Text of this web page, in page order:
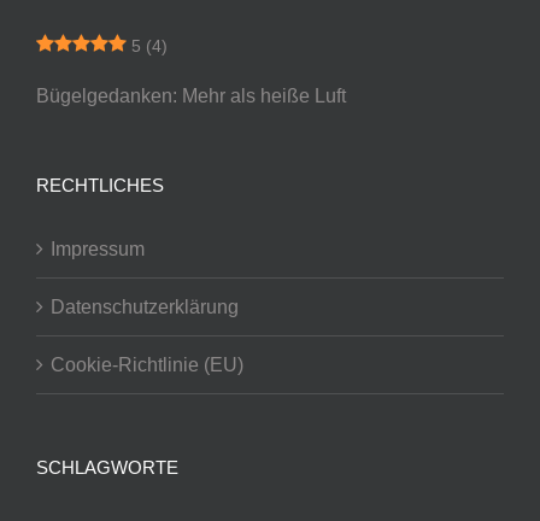
5 (4)
Bügelgedanken: Mehr als heiße Luft
RECHTLICHES
Impressum
Datenschutzerklärung
Cookie-Richtlinie (EU)
SCHLAGWORTE